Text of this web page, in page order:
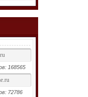
168565
72786